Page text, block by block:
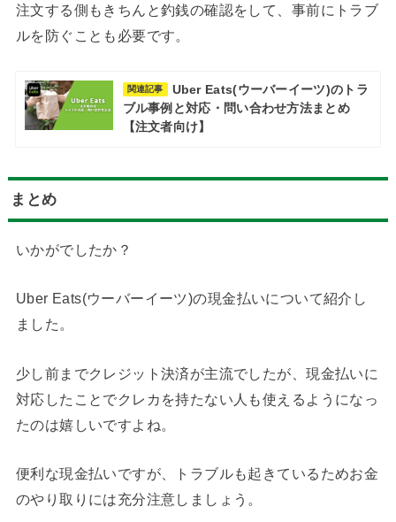
注文する側もきちんと釣銭の確認をして、事前にトラブ
ルを防ぐことも必要です。
関連記事
Uber Eats(ウーバーイーツ)のトラ
ブル事例と対応・問い合わせ方法まとめ
【注文者向け】
まとめ
いかがでしたか？
Uber Eats(ウーバーイーツ)の現金払いについて紹介し
ました。
少し前までクレジット決済が主流でしたが、現金払いに
対応したことでクレカを持たない人も使えるようになっ
たのは嬉しいですよね。
便利な現金払いですが、トラブルも起きているためお金
のやり取りには充分注意しましょう。